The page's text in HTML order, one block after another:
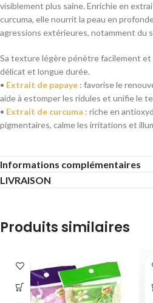
visiblement plus saine. Enrichie en
curcuma, elle nourrit la peau en
agressions extérieures, notamment du
Sa texture légère pénètre facilement et
délicat et longue durée.
• Extrait de papaye : favorise le
aide à estomper les ridules et unifie le
• Extrait de curcuma : riche en
pigmentaires, calme les irritations et
Informations complémentaires
LIVRAISON
Produits similaires